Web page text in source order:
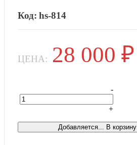
hs-814
ЦЕНА: 28 000₽
-
+
Добавляется... В корзину